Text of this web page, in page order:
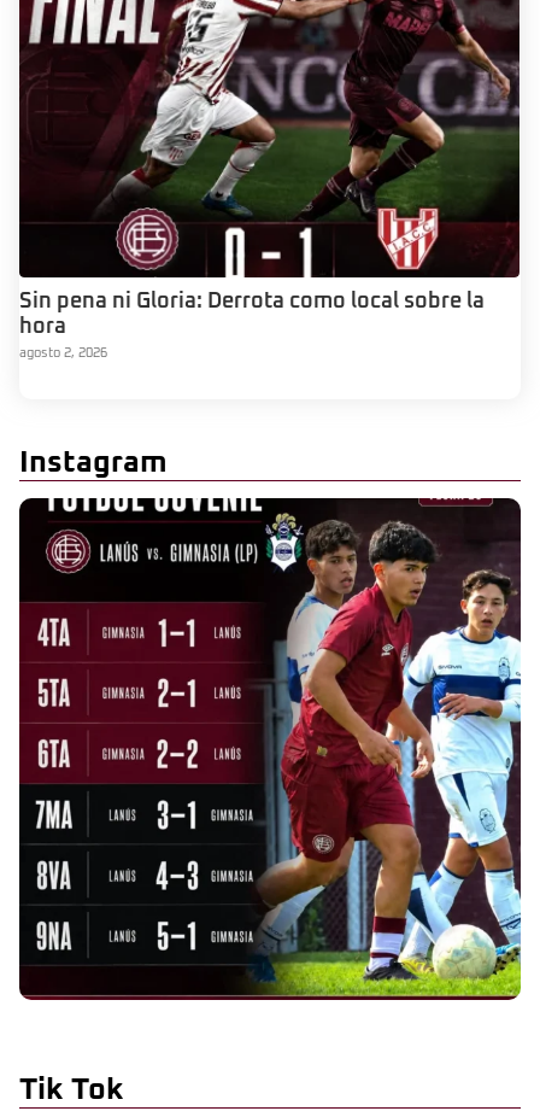
Sin pena ni Gloria: Derrota como local sobre la
hora
agosto 2, 2026
Instagram
Tik Tok